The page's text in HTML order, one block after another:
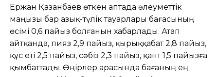
Ержан Қазанбаев өткен аптада әлеуметтік
маңызы бар азық-түлік тауарлары бағасының
өсімі 0,6 пайыз болғанын хабарлады. Атап
айтқанда, пияз 2,9 пайыз, қырыққабат 2,8 пайыз,
құс еті 2,5 пайыз, сәбіз 2,3 пайыз, қант 1,5 пайызға
қымбаттады. Өңірлер арасында бағаның ең